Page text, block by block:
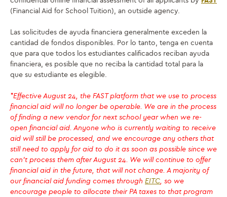
(Financial Aid for School Tuition), an outside agency.
Las solicitudes de ayuda financiera generalmente exceden la
cantidad de fondos disponibles. Por lo tanto, tenga en cuenta
que para que todos los estudiantes calificados reciban ayuda
financiera, es posible que no reciba la cantidad total para la
que su estudiante es elegible.
*Effective August 24, the FAST platform that we use to process
financial aid will no longer be operable. We are in the process
of finding a new vendor for next school year when we re-
open financial aid. Anyone who is currently waiting to receive
aid will still be processed, and we encourage any others that
still need to apply for aid to do it as soon as possible since we
can’t process them after August 24. We will continue to offer
financial aid in the future, that will not change. A majority of
our financial aid funding comes through EITC, so we
encourage people to allocate their PA taxes to that program